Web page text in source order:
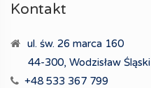
Kontakt
ul. św. 26 marca 160
44-300, Wodzisław Śląski
+48 533 367 799